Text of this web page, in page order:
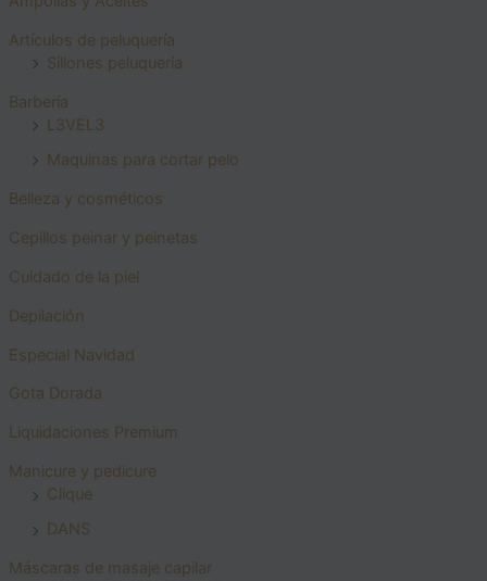
Artículos de peluquería
Sillones peluquería
Barbería
L3VEL3
Maquinas para cortar pelo
Belleza y cosméticos
Cepillos peinar y peinetas
Cuidado de la piel
Depilación
Especial Navidad
Gota Dorada
Liquidaciones Premium
Manicure y pedicure
Clique
DANS
Máscaras de masaje capilar